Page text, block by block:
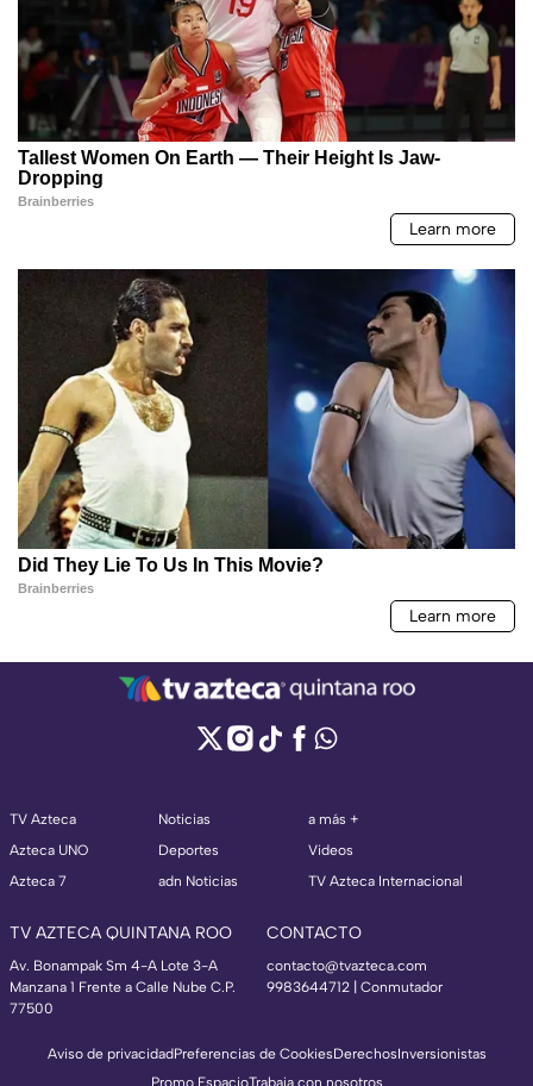
TV Azteca
Azteca UNO
Azteca 7
Noticias
Deportes
adn Noticias
a más +
Videos
TV Azteca Internacional
TV AZTECA QUINTANA ROO
Av. Bonampak Sm 4-A Lote 3-A
Manzana 1 Frente a Calle Nube C.P.
77500
CONTACTO
contacto@tvazteca.com
9983644712 | Conmutador
Aviso de privacidadPreferencias de CookiesDerechosInversionistas